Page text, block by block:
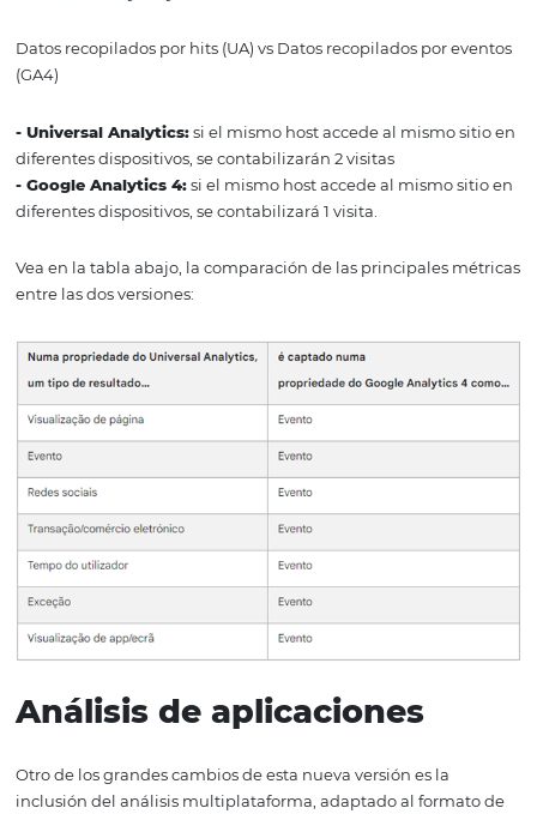
Eventos
de datos por Eventos. En Universal Analytics, los datos se
recogen por hits y en Google Analytics 4 los datos se
eventos. Vamos a detallar cómo funciona esto y también
Universal Analytics y GA4.
(GA4)
- Universal Analytics:
si el mismo host accede al
diferentes dispositivos, se contabilizarán 2 visitas
- Google Analytics 4:
si el mismo host accede al
diferentes dispositivos, se contabilizará 1 visita.
Vea en la tabla abajo, la comparación de las principales
entre las dos versiones: